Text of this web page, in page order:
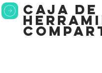
caja de